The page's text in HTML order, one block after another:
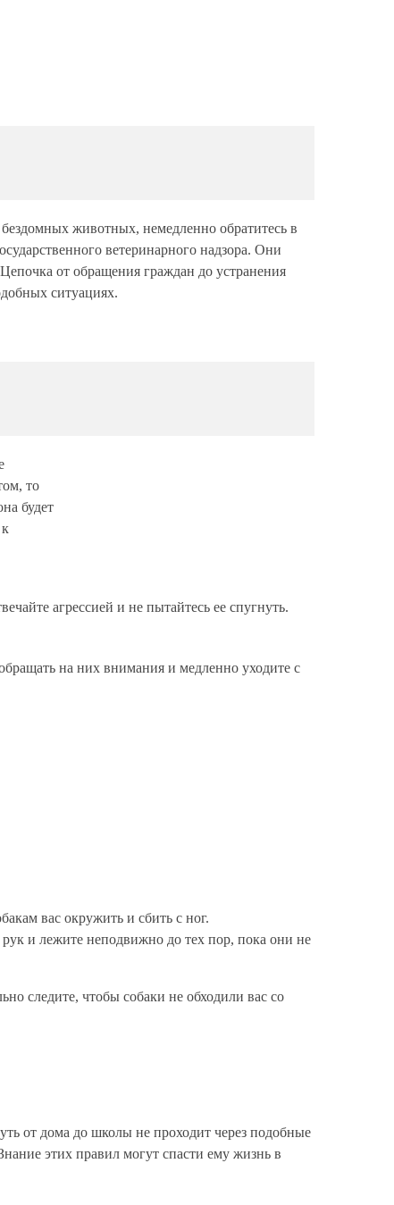
животных, немедленно обратитесь в
ветеринарного надзора. Они
от обращения граждан до устранения
ситуациях.
то
будет
агрессией и не пытайтесь ее спугнуть.
на них внимания и медленно уходите с
вас окружить и сбить с ног.
и лежите неподвижно до тех пор, пока они не
следите, чтобы собаки не обходили вас со
от дома до школы не проходит через подобные
этих правил могут спасти ему жизнь в